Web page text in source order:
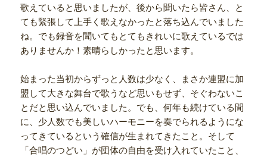
歌えていると思いましたが、後から聞いたら皆さん、と
ても緊張して上手く歌えなかったと落ち込んでいました
ね。でも録音を聞いてもとてもきれいに歌えているでは
ありませんか！素晴らしかったと思います。
始まった当初からずっと人数は少なく、まさか連盟に加
盟して大きな舞台で歌うなど思いもせず、そぐわないこ
とだと思い込んでいました。でも、何年も続けている間
に、少人数でも美しいハーモニーを奏でられるようにな
ってきているという確信が生まれてきたこと。そして
「合唱のつどい」が団体の自由を受け入れていたこと、